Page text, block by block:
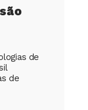
de
de